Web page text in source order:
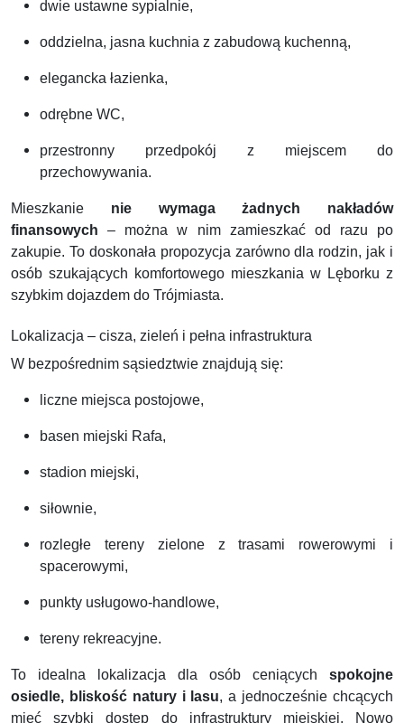
dwie ustawne sypialnie,
oddzielna, jasna kuchnia z zabudową kuchenną,
elegancka łazienka,
odrębne WC,
przestronny przedpokój z miejscem do
przechowywania.
Mieszkanie nie wymaga żadnych nakładów
finansowych – można w nim zamieszkać od razu po
zakupie. To doskonała propozycja zarówno dla rodzin, jak i
osób szukających komfortowego mieszkania w Lęborku z
szybkim dojazdem do Trójmiasta.
Lokalizacja – cisza, zieleń i pełna infrastruktura
W bezpośrednim sąsiedztwie znajdują się:
liczne miejsca postojowe,
basen miejski Rafa,
stadion miejski,
siłownie,
rozległe tereny zielone z trasami rowerowymi i
spacerowymi,
punkty usługowo-handlowe,
tereny rekreacyjne.
To idealna lokalizacja dla osób ceniących spokojne
osiedle, bliskość natury i lasu, a jednocześnie chcących
mieć szybki dostęp do infrastruktury miejskiej. Nowo